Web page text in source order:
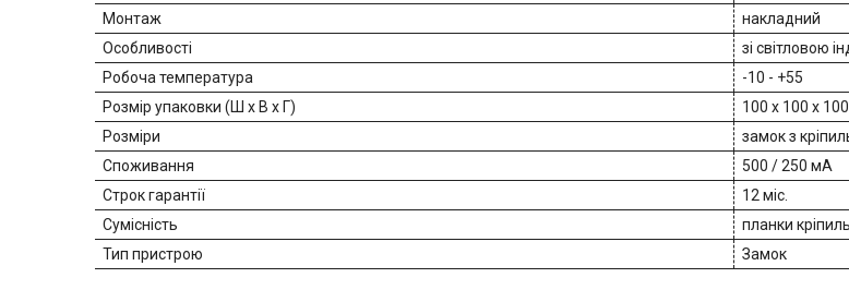
Монтаж
накладний
Особливості
зі світловою
Робоча температура
-10 - +55
Розмір упаковки (Ш х В х Г)
100 x 100 x
Розміри
замок з
Споживання
500 / 250 мА
Строк гарантії
12 міс.
Сумісність
планки
Тип пристрою
Замок